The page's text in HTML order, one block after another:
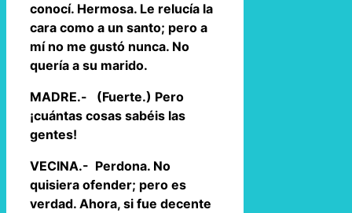
conocí. Hermosa. Le relucía la
cara como a un santo; pero a
mí no me gustó nunca. No
quería a su marido.
MADRE.- (Fuerte.) Pero
¡cuántas cosas sabéis las
gentes!
VECINA.- Perdona. No
quisiera ofender; pero es
verdad. Ahora, si fue decente